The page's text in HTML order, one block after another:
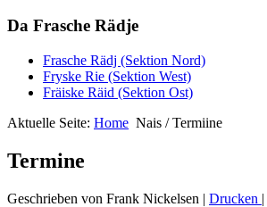
Da Frasche Rädje
Frasche Rädj (Sektion Nord)
Fryske Rie (Sektion West)
Fräiske Räid (Sektion Ost)
Aktuelle Seite: Home Nais / Termiine
Termine
Geschrieben von Frank Nickelsen | Drucken |